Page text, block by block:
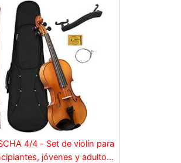
4/4 - Set de violín para
jóvenes y adultos,